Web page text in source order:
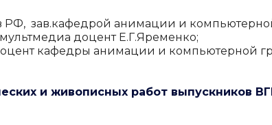
РФ, зав.кафедрой анимации и
доцент Е.Г.Яременко;
кафедры анимации и компьютерной
и живописных работ выпускников